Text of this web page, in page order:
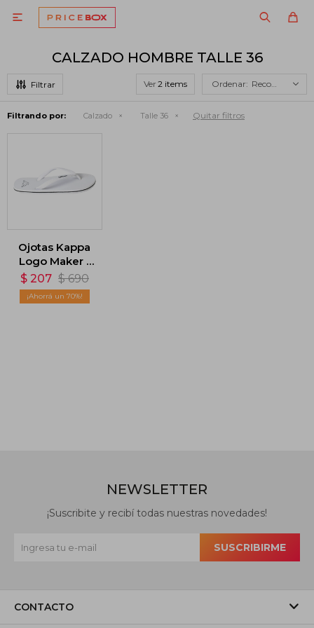

CALZADO HOMBRE TALLE 36
Ver Recomendados
Filtrando por: Calzado Talle 36 Quitar filtros
Ojotas Kappa
Logo Maker -
Blanco
$ 207 $ 690
70
CONTACTO
NEWSLETTER
¡Suscribite y recibí todas nuestras novedades!
SUSCRIBIRME